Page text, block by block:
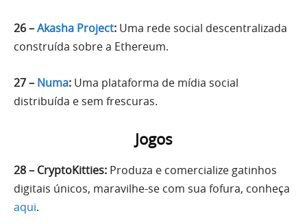
26 –Akasha Project: Uma rede social descentralizada
construída sobre a Ethereum.
27 – Numa: Uma plataforma de mídia social
distribuída e sem frescuras.
Jogos
28 – CryptoKitties: Produza e comercialize gatinhos
digitais únicos, maravilhe-se com sua fofura, conheça
aqui.